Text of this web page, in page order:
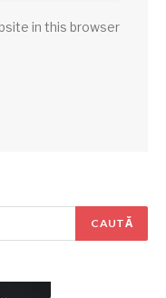
in this browser